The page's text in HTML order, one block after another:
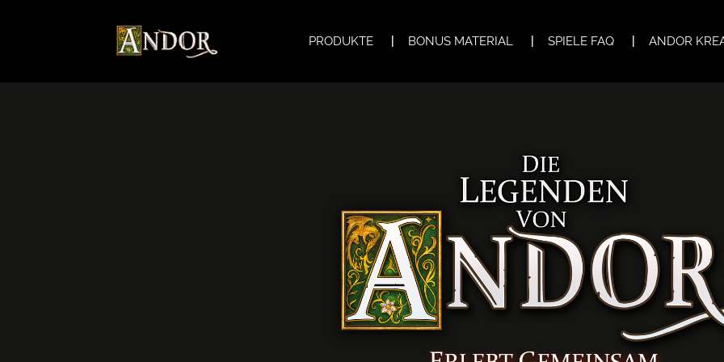
PRODUKTE BONUS MATERIAL SPIELE FAQ ANDOR